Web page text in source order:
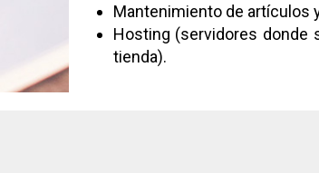
Mantenimiento de artículos
Hosting (servidores donde
tienda).